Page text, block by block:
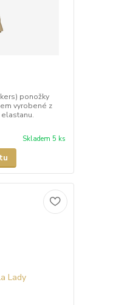
ponožky
vyrobené z
Skladem 5 ks